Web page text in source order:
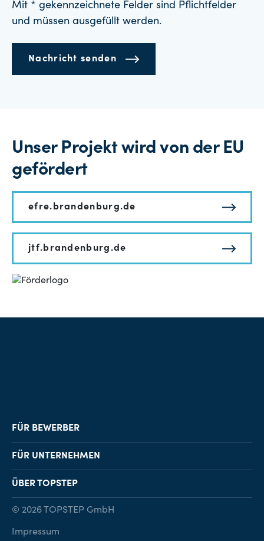
Mit * gekennzeichnete Felder sind Pflichtfelder
und müssen ausgefüllt werden.
Nachricht senden
Unser Projekt wird von der EU
gefördert
efre.brandenburg.de
jtf.brandenburg.de
FÜR BEWERBER
Job-Finder
Karriereberatung
FÜR UNTERNEHMEN
Personalvermittlung
Personalsuche
ÜBER TOPSTEP
© 2026 TOPSTEP GmbH
Impressum